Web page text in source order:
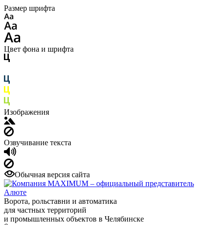
Размер шрифта
Цвет фона и шрифта
Изображения
Озвучивание текста
Обычная версия сайта
Ворота, рольставни и автоматика
для частных территорий
и промышленных объектов в Челябинске